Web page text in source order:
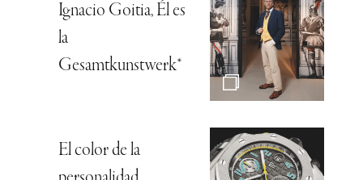
Ignacio Goitia, Él es
la
Gesamtkunstwerk*
El color de la